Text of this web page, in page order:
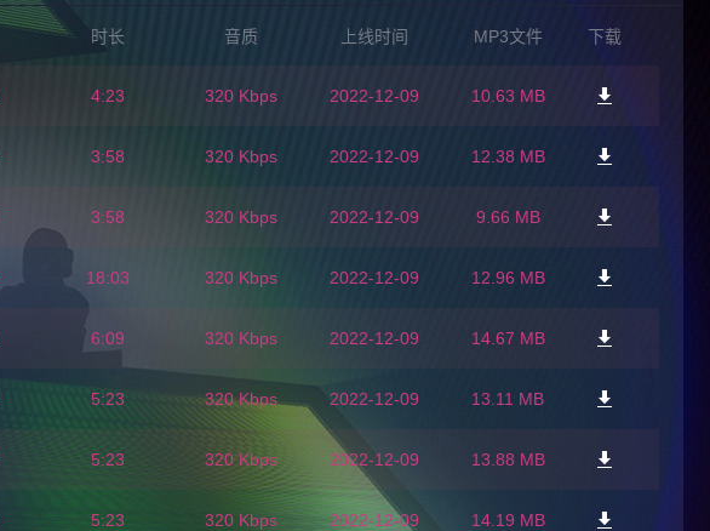
时长 音质 上线时间 MP3文件 下载
4:23 320 Kbps 2022-12-09 10.63 MB
3:58 320 Kbps 2022-12-09 12.38 MB
3:58 320 Kbps 2022-12-09 9.66 MB
18:03 320 Kbps 2022-12-09 12.96 MB
6:09 320 Kbps 2022-12-09 14.67 MB
5:23 320 Kbps 2022-12-09 13.11 MB
5:23 320 Kbps 2022-12-09 13.88 MB
5:23 320 Kbps 2022-12-09 14.19 MB